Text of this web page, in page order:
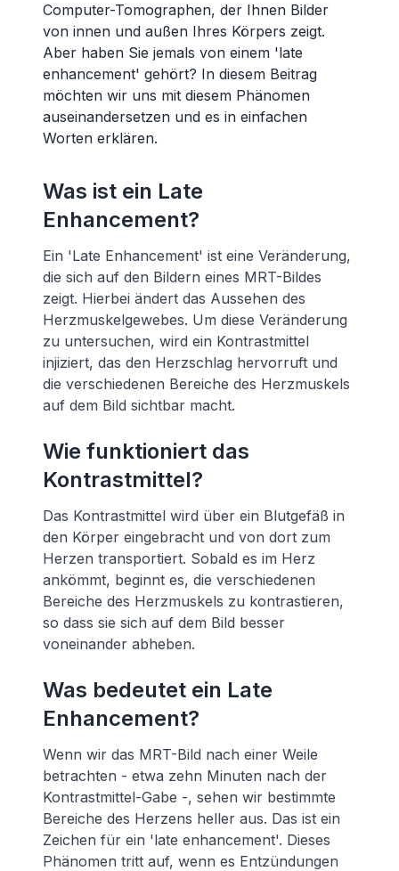
Computer-Tomographen, der Ihnen Bilder
von innen und außen Ihres Körpers zeigt.
Aber haben Sie jemals von einem 'late
enhancement' gehört? In diesem Beitrag
möchten wir uns mit diesem Phänomen
auseinandersetzen und es in einfachen
Worten erklären.
Was ist ein Late
Enhancement?
Ein 'Late Enhancement' ist eine Veränderung,
die sich auf den Bildern eines MRT-Bildes
zeigt. Hierbei ändert das Aussehen des
Herzmuskelgewebes. Um diese Veränderung
zu untersuchen, wird ein Kontrastmittel
injiziert, das den Herzschlag hervorruft und
die verschiedenen Bereiche des Herzmuskels
auf dem Bild sichtbar macht.
Wie funktioniert das
Kontrastmittel?
Das Kontrastmittel wird über ein Blutgefäß in
den Körper eingebracht und von dort zum
Herzen transportiert. Sobald es im Herz
ankömmt, beginnt es, die verschiedenen
Bereiche des Herzmuskels zu kontrastieren,
so dass sie sich auf dem Bild besser
voneinander abheben.
Was bedeutet ein Late
Enhancement?
Wenn wir das MRT-Bild nach einer Weile
betrachten - etwa zehn Minuten nach der
Kontrastmittel-Gabe -, sehen wir bestimmte
Bereiche des Herzens heller aus. Das ist ein
Zeichen für ein 'late enhancement'. Dieses
Phänomen tritt auf, wenn es Entzündungen